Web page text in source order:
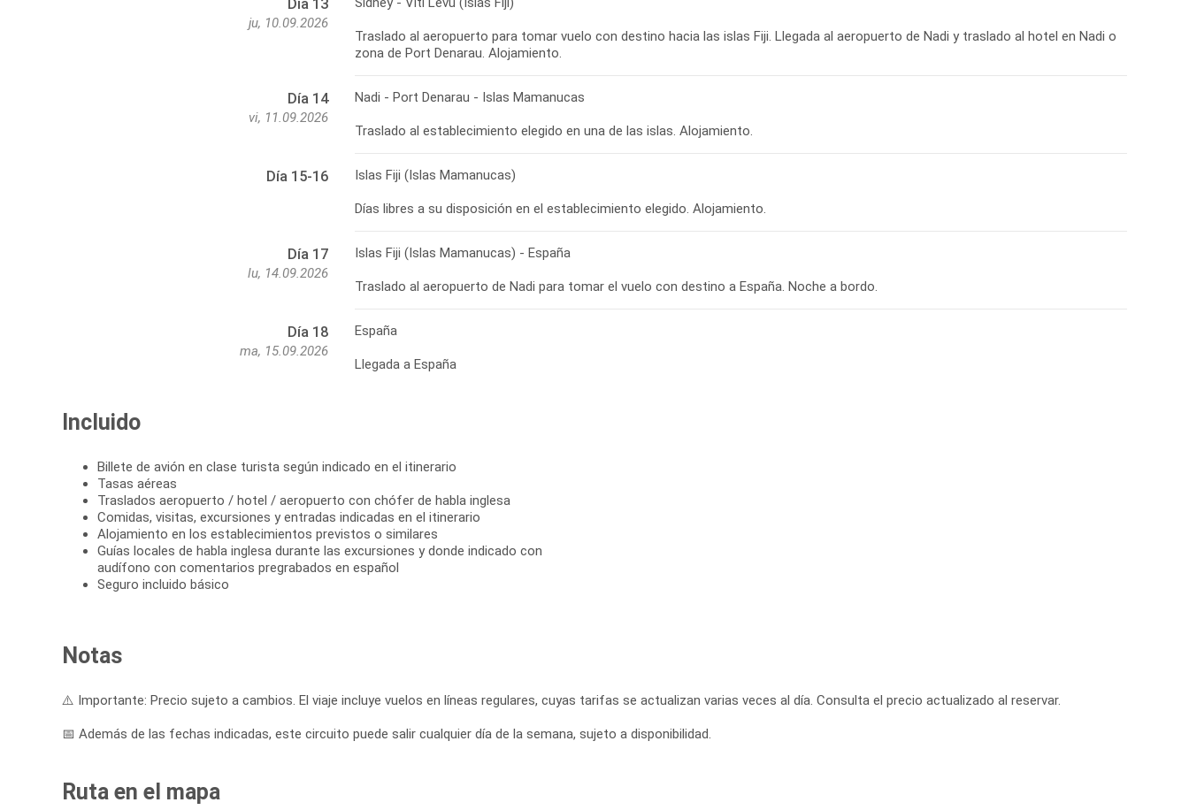
Día 13
ju, 10.09.2026
Traslado al aeropuerto para tomar vuelo con destino hacia las islas Fiji. Llegada al aeropuerto de Nadi y traslado al hotel en Nadi o
Día 14
vi, 11.09.2026
Nadi - Port Denarau - Islas Mamanucas
Día 15-16 Islas Fiji (Islas Mamanucas)
Día 17
lu, 14.09.2026
Islas Fiji (Islas Mamanucas) - España
Día 18
ma, 15.09.2026
España
Llegada a España
Incluido
Billete de avión en clase turista según indicado en el itinerario
Tasas aéreas
Traslados aeropuerto / hotel / aeropuerto con chófer de habla inglesa
Comidas, visitas, excursiones y entradas indicadas en el itinerario
Alojamiento en los establecimientos previstos o similares
Guías locales de habla inglesa durante las excursiones y donde indicado con
audífono con comentarios pregrabados en español
Seguro incluido básico
Notas
⚠️ Importante: Precio sujeto a cambios. El viaje incluye vuelos en líneas regulares, cuyas tarifas se actualizan varias veces al día. Consulta el precio actualizado al reservar.
📅 Además de las fechas indicadas, este circuito puede salir cualquier día de la semana, sujeto a disponibilidad.
Ruta en el mapa